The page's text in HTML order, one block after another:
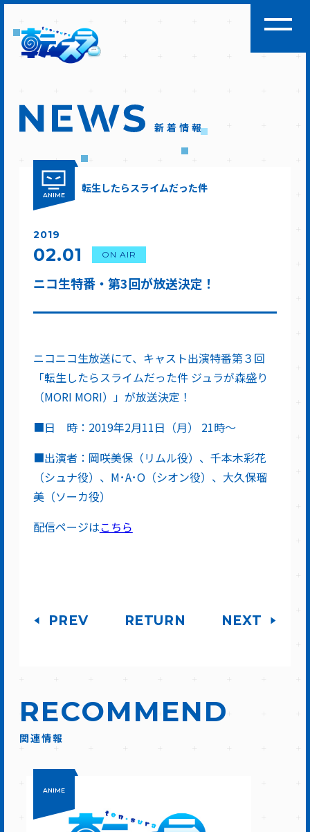
新着情報
ANIME
転生したらスライムだった件
ニコ生特番・第3回が放送決定！
ON AIR
2019
02.01
ニコニコ生放送にて、キャスト出演特番第３回
「転生したらスライムだった件 ジュラが森盛り
（MORI MORI）」が放送決定！
■日 時：2019年2月11日（月） 21時～
■出演者：岡咲美保（リムル役）、千本木彩花
（シュナ役）、M･A･O（シオン役）、大久保瑠
美（ソーカ役）
配信ページはこちら
PREV RETURN NEXT
RECOMMEND
関連情報
ANIME